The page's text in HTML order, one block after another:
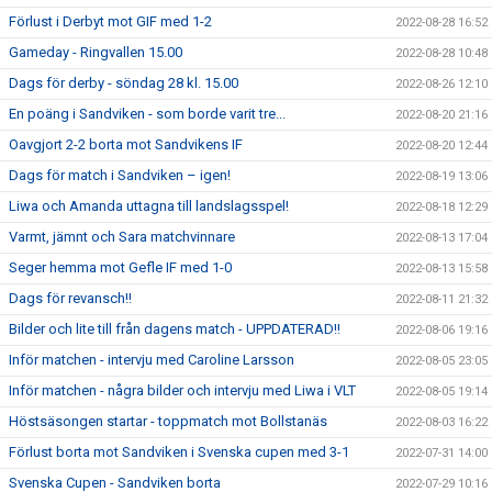
Förlust i Derbyt mot GIF med 1-2 2022-08-28 16:52
Gameday - Ringvallen 15.00 2022-08-28 10:48
Dags för derby - söndag 28 kl. 15.00 2022-08-26 12:10
En poäng i Sandviken - som borde varit tre... 2022-08-20 21:16
Oavgjort 2-2 borta mot Sandvikens IF 2022-08-20 12:44
Dags för match i Sandviken – igen! 2022-08-19 13:06
Liwa och Amanda uttagna till landslagsspel! 2022-08-18 12:29
Varmt, jämnt och Sara matchvinnare 2022-08-13 17:04
Seger hemma mot Gefle IF med 1-0 2022-08-13 15:58
Dags för revansch!! 2022-08-11 21:32
Bilder och lite till från dagens match - UPPDATERAD!! 2022-08-06 19:16
Inför matchen - intervju med Caroline Larsson 2022-08-05 23:05
Inför matchen - några bilder och intervju med Liwa i VLT 2022-08-05 19:14
Höstsäsongen startar - toppmatch mot Bollstanäs 2022-08-03 16:22
Förlust borta mot Sandviken i Svenska cupen med 3-1 2022-07-31 14:00
Svenska Cupen - Sandviken borta 2022-07-29 10:16